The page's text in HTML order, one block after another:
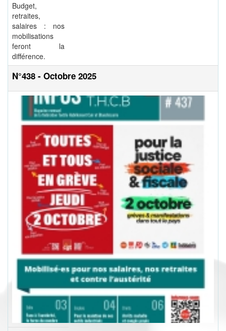
Budget,
retraites,
salaires : nos
mobilisations
feront la
différence.
N°438 - Octobre 2025